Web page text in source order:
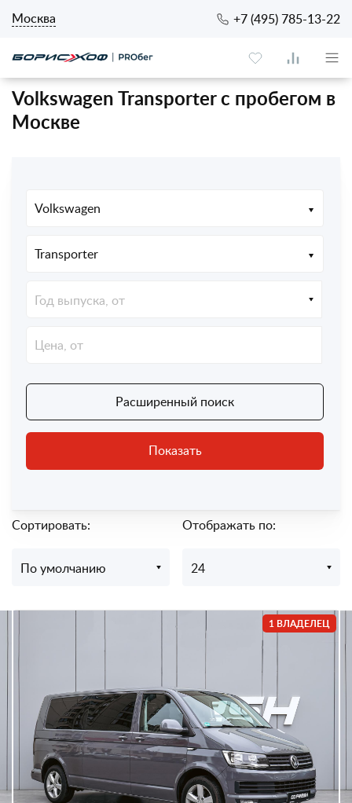
Москва +7 (495) 785-13-22
Volkswagen Transporter с пробегом в
Москве
Volkswagen
Transporter
Год выпуска, от
Расширенный поиск
Показать
Сортировать:
По умолчанию
Отображать по:
24
1 ВЛАДЕЛЕЦ